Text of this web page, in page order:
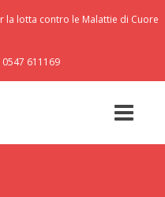
la lotta contro le Malattie di Cuore
611169